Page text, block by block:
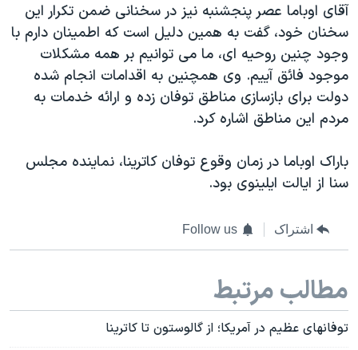
آقای اوباما عصر پنجشنبه نیز در سخنانی ضمن تکرار این
سخنان خود، گفت به همین دلیل است که اطمینان دارم با
وجود چنین روحیه ای، ما می توانیم بر همه مشکلات
موجود فائق آییم. وی همچنین به اقدامات انجام شده
دولت برای بازسازی مناطق توفان زده و ارائه خدمات به
مردم این مناطق اشاره کرد.
باراک اوباما در زمان وقوع توفان کاترینا، نماینده مجلس
سنا از ایالت ایلینوی بود.
اشتراک Follow us
مطالب مرتبط
توفانهای عظيم در آمريکا؛ از گالوستون تا کاترینا